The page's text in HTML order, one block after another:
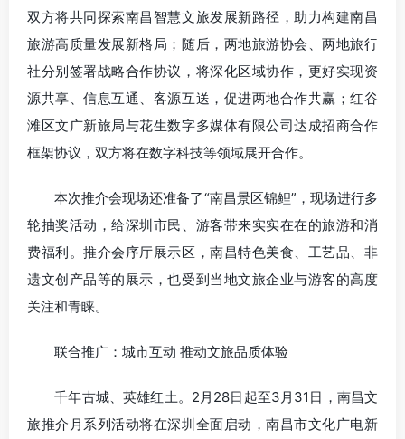
双方将共同探索南昌智慧文旅发展新路径，助力构建南昌
旅游高质量发展新格局；随后，两地旅游协会、两地旅行
社分别签署战略合作协议，将深化区域协作，更好实现资
源共享、信息互通、客源互送，促进两地合作共赢；红谷
滩区文广新旅局与花生数字多媒体有限公司达成招商合作
框架协议，双方将在数字科技等领域展开合作。
本次推介会现场还准备了“南昌景区锦鲤”，现场进行多
轮抽奖活动，给深圳市民、游客带来实实在在的旅游和消
费福利。推介会序厅展示区，南昌特色美食、工艺品、非
遗文创产品等的展示，也受到当地文旅企业与游客的高度
关注和青睐。
联合推广：城市互动 推动文旅品质体验
千年古城、英雄红土。2月28日起至3月31日，南昌文
旅推介月系列活动将在深圳全面启动，南昌市文化广电新